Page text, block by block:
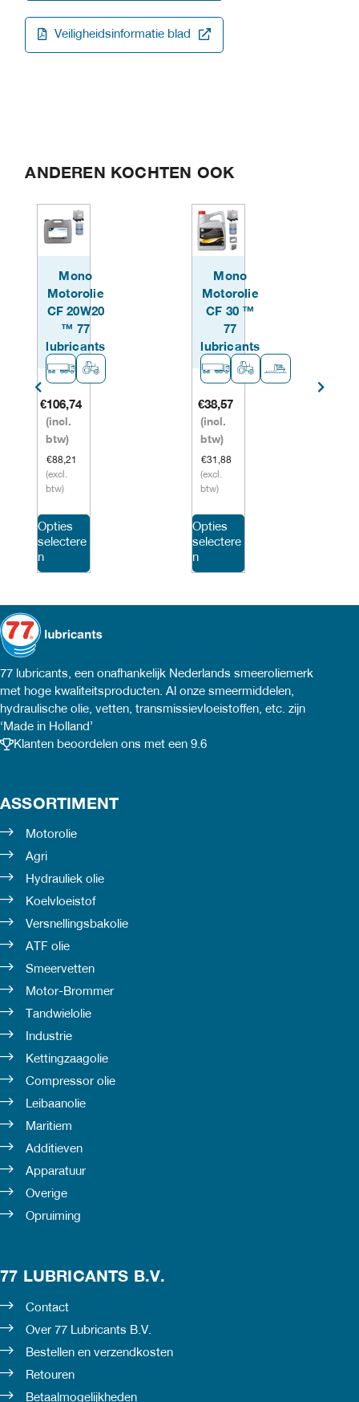
Veiligheidsinformatie blad
ANDEREN KOCHTEN OOK
Mono
Motorolie
CF 20W20
™ 77
lubricants
€106,74
(incl.
btw)
€88,21
(excl.
btw)
Opties
selectere
n
variaties.
Deze
optie
kan
productpagina
Mono
Motorolie
CF 30 ™
77
lubricants
€38,57
(incl.
btw)
€31,88
(excl.
btw)
Opties
selectere
n
Deze
77 lubricants, een onafhankelijk Nederlands smeeroliemerk
met hoge kwaliteitsproducten. Al onze smeermiddelen,
hydraulische olie, vetten, transmissievloeistoffen, etc. zijn
‘Made in Holland’
Klanten beoordelen ons met een 9.6
ASSORTIMENT
Motorolie
Agri
Hydrauliek olie
Koelvloeistof
Versnellingsbakolie
ATF olie
Smeervetten
Motor-Brommer
Tandwielolie
Industrie
Kettingzaagolie
Compressor olie
Leibaanolie
Maritiem
Additieven
Apparatuur
Overige
Opruiming
77 LUBRICANTS B.V.
Contact
Over 77 Lubricants B.V.
Bestellen en verzendkosten
Retouren
Betaalmogelijkheden